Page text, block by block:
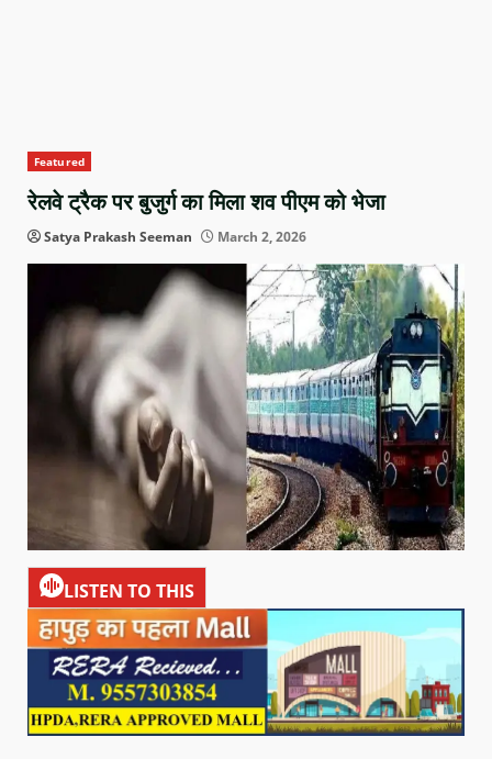
Featured
रेलवे ट्रैक पर बुजुर्ग का मिला शव पीएम को भेजा
Satya Prakash Seeman March 2, 2026
LISTEN TO THIS